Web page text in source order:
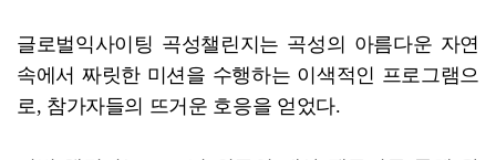
글로벌익사이팅 곡성챌린지는 곡성의 아름다운 자연
속에서 짜릿한 미션을 수행하는 이색적인 프로그램으
로, 참가자들의 뜨거운 호응을 얻었다.